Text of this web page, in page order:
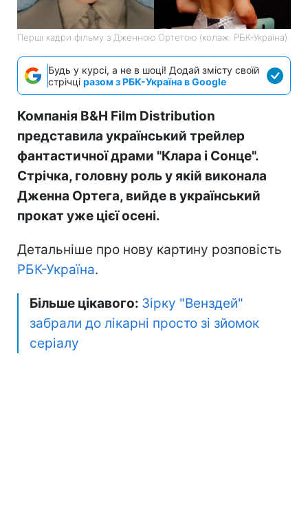
Перші кадри фільму з Дженною Ортегою (колаж: РБК-Україна)
Будь у курсі, а не в шоці! Додай змісту своїй
стрічці разом з РБК-Україна в Google
Компанія B&H Film Distribution
представила український трейлер
фантастичної драми "Клара і Сонце".
Стрічка, головну роль у якій виконала
Дженна Ортега, вийде в український
прокат уже цієї осені.
Детальніше про нову картину розповість
РБК-Україна.
Більше цікавого: Зірку "Венздей"
забрали до лікарні просто зі зйомок
серіалу